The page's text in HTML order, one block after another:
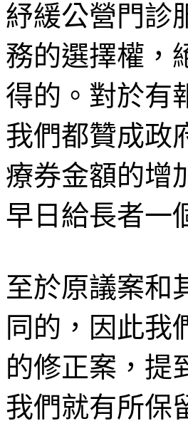
紓緩公營門診
務的選擇權，
得的。對於有
我們都贊成政
療券金額的增
早日給長者一
至於原議案和
同的，因此我
的修正案，提
我們就有所保